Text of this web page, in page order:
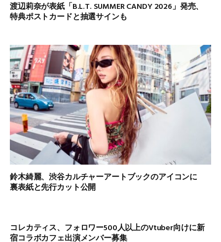
渡辺莉奈が表紙「B.L.T. SUMMER CANDY 2026」発売、
特典ポストカードと抽選サインも
鈴木綺麗、渋谷カルチャーアートブックのアイコンに
裏表紙と先行カット公開
コレカティス、フォロワー500人以上のVtuber向けに新
宿コラボカフェ出演メンバー募集